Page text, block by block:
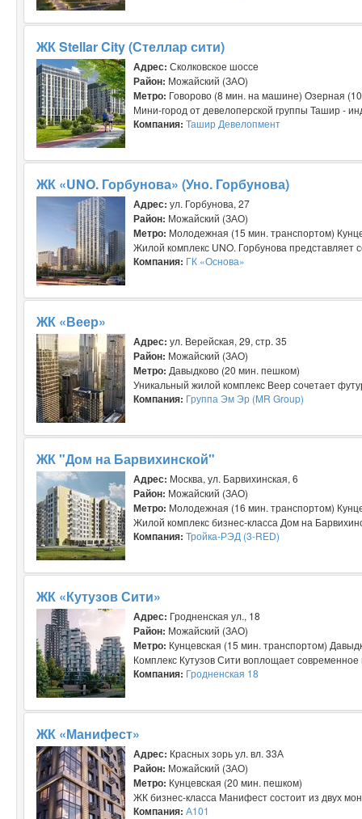
ЖК Stellar City (Стеллар сити)
Адрес: Сколковское шоссе
Район: Можайский (ЗАО)
Метро: Говорово (8 мин. на машине) Озерная
Мини-город от девелоперской группы Ташир -
Компания: Ташир Девелопмент
ЖК «UNO. Горбунова» (Уно. Горбунова)
Адрес: ул. Горбунова, 27
Район: Можайский (ЗАО)
Метро: Молодежная (15 мин. транспортом)
Жилой комплекс UNO. Горбунова
Компания: ГК «Основа»
ЖК «Веер»
Адрес: ул. Верейская, 29, стр. 35
Район: Можайский (ЗАО)
Метро: Давыдково (20 мин. пешком)
Уникальный жилой комплекс Веер сочетает
Компания: Группа Эм Эр (MR Group)
ЖК "Дом на Барвихинской"
Адрес: Москва, ул. Барвихинская, 6
Район: Можайский (ЗАО)
Метро: Молодежная (16 мин. транспортом)
Жилой комплекс бизнес-класса Дом на
Компания: Тройка-РЭД (3-RED)
ЖК «Кутузов Сити»
Адрес: Гродненская ул., 18
Район: Можайский (ЗАО)
Метро: Кунцевская (15 мин. транспортом)
Комплекс Кутузов Сити воплощает
Компания: Гродненская 18
ЖК «Манифест»
Адрес: Красных зорь ул. вл. 33А
Район: Можайский (ЗАО)
Метро: Кунцевская (20 мин. пешком)
ЖК бизнес-класса Манифест состоит из двух
Компания: А101